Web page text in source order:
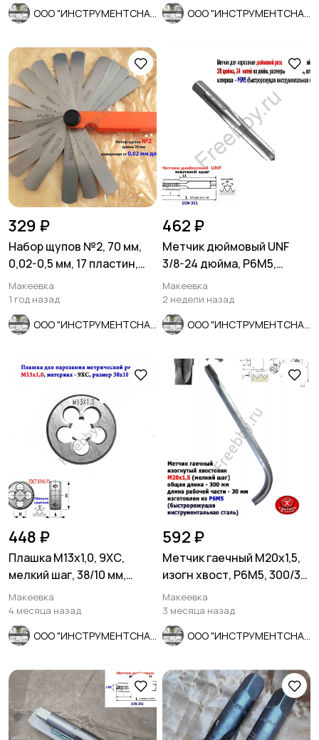
329 ₽
Набор щупов №2, 70 мм,
0,02-0,5 мм, 17 пластин,
Россия.
Макеевка
1 год назад
462 ₽
Метчик дюймовый UNF
3/8-24 дюйма, Р6М5,
штучный, 24 нитки, 80/34
мм.
Макеевка
2 недели назад
448 ₽
Плашка М13х1,0, 9ХС,
мелкий шаг, 38/10 мм,
ГОСТ 7740-71.
Макеевка
4 месяца назад
592 ₽
Метчик гаечный М20х1,5,
изогн хвост, Р6М5, 300/30
мм, мелкий шаг, СССР
Макеевка
3 месяца назад